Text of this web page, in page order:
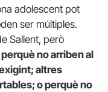
adolescent pot
ser múltiples.
Sallent, però
no arriben al
altres
o perquè no